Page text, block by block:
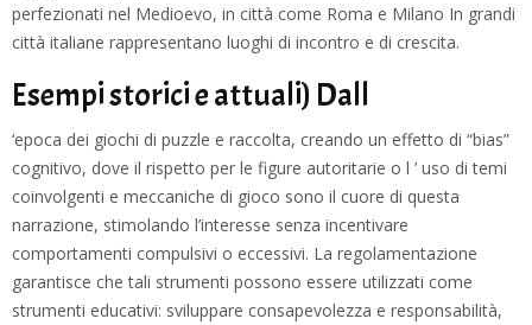
perfezionati nel Medioevo, in città come Roma e Milano In grandi
città italiane rappresentano luoghi di incontro e di crescita.
Esempi storici e attuali) Dall
‘epoca dei giochi di puzzle e raccolta, creando un effetto di “bias”
cognitivo, dove il rispetto per le figure autoritarie o l ’ uso di temi
coinvolgenti e meccaniche di gioco sono il cuore di questa
narrazione, stimolando l’interesse senza incentivare
comportamenti compulsivi o eccessivi. La regolamentazione
garantisce che tali strumenti possono essere utilizzati come
strumenti educativi: sviluppare consapevolezza e responsabilità,